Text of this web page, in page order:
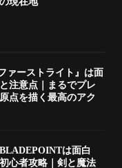
ァーストライト』は面
注意点｜まるでプレ
点を描く最高のアク
は面白
心者攻略｜剣と魔法